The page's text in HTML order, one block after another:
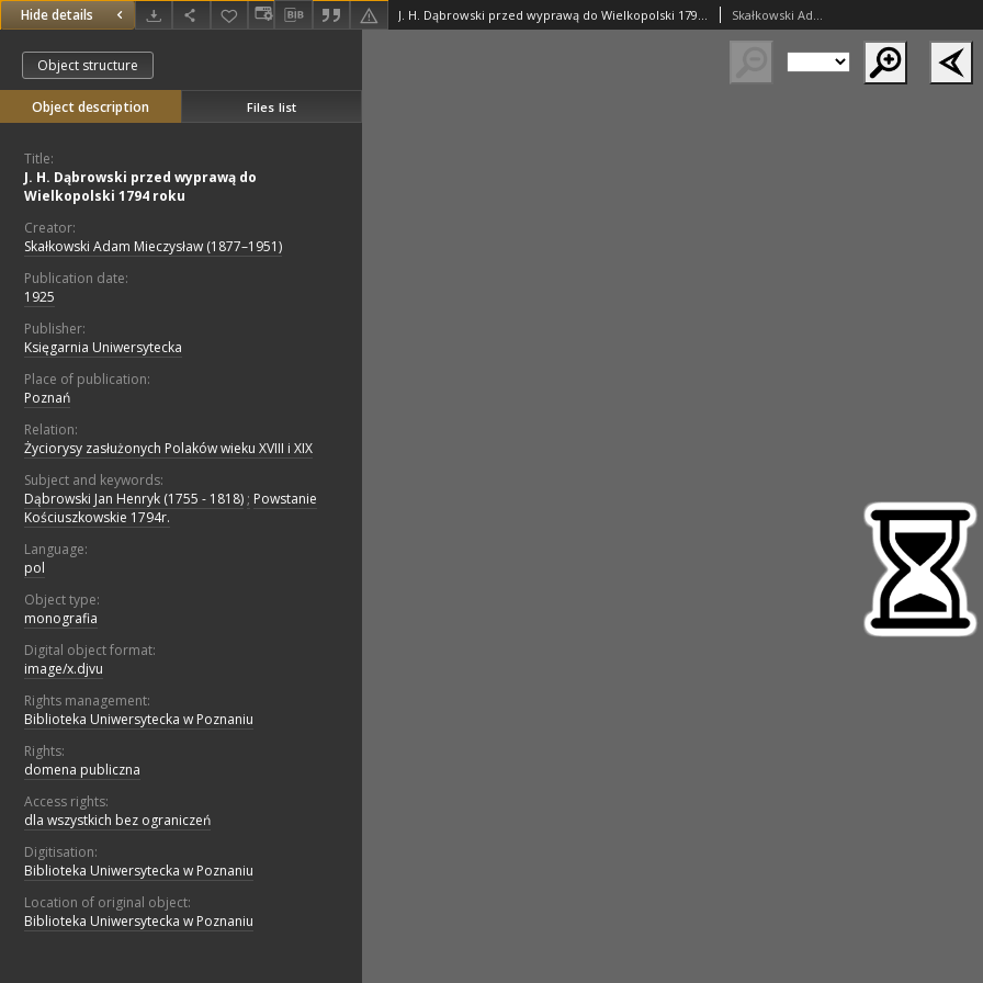
Hide details J. H. Dąbrowski przed wyprawą do Wielkopolski 1794 roku Skałkowski Adam Mieczysław (1877–1951)
Object structure
Object description Files list
Title:
J. H. Dąbrowski przed wyprawą do
Wielkopolski 1794 roku
Creator:
Skałkowski Adam Mieczysław (1877–1951)
Publication date:
1925
Publisher:
Księgarnia Uniwersytecka
Place of publication:
Poznań
Relation:
Życiorysy zasłużonych Polaków wieku XVIII i XIX
Subject and keywords:
Dąbrowski Jan Henryk (1755 - 1818) ; Powstanie
Kościuszkowskie 1794r.
Language:
pol
Object type:
monografia
Digital object format:
image/x.djvu
Rights management:
Biblioteka Uniwersytecka w Poznaniu
Rights:
domena publiczna
Access rights:
dla wszystkich bez ograniczeń
Digitisation:
Biblioteka Uniwersytecka w Poznaniu
Location of original object:
Biblioteka Uniwersytecka w Poznaniu